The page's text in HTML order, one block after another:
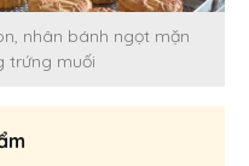
nhân bánh ngọt mặn
trứng muối